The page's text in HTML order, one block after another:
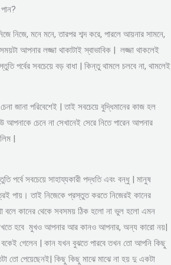
নিজে, মনে মনে, তারপর শব্দ করে, পারলে আয়নার সামনে,
আপনার লজ্জা থাকাটাই স্বাভাবিক | লজ্জা থাকলেই
পর্বের সবচেয়ে বড় বাধা | কিন্তু থামলে চলবে না, থামলেই
জানা পরিবেশেই | তাই সবচেয়ে বুদ্ধিমানের কাজ হল
আপনাকে চেনে না সেখানেই সেরে নিতে পারেন আপনার
|
পর্বে সবচেয়ে সাহায্যকারী পদ্ধতি এবং বন্ধু | মানুষ
পায়। তাই নিজেকে প্রস্তুত করতে নিজেরই কানের
বলে কানের থেকে সবসময় ঠিক হলো না ভুল হলো এমন
হবে মুখও আপনার আর কানও আপনার, অন্য কারো নয়|
বকেই গেলেন | কান যখন বুঝতে পারবে তখন তো আপনি কিছু
তো পেয়েছেনই| কিছু কিছু মাঝে মাঝে না হয় দু একটা